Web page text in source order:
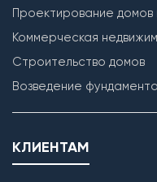
Проектирование домов
Коммерческая
Строительство домов
Возведение фундамента
КЛИЕНТАМ